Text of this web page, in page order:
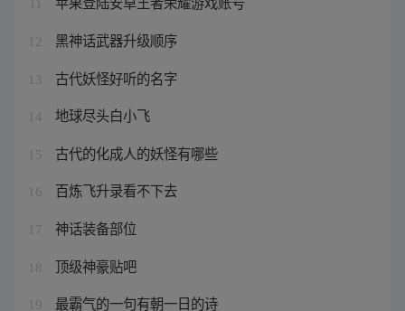
12 黑神话武器升级顺序
13 古代妖怪好听的名字
14 地球尽头白小飞
15 古代的化成人的妖怪有哪些
16 百炼飞升录看不下去
17 神话装备部位
18 顶级神豪贴吧
19 最霸气的一句有朝一日的诗